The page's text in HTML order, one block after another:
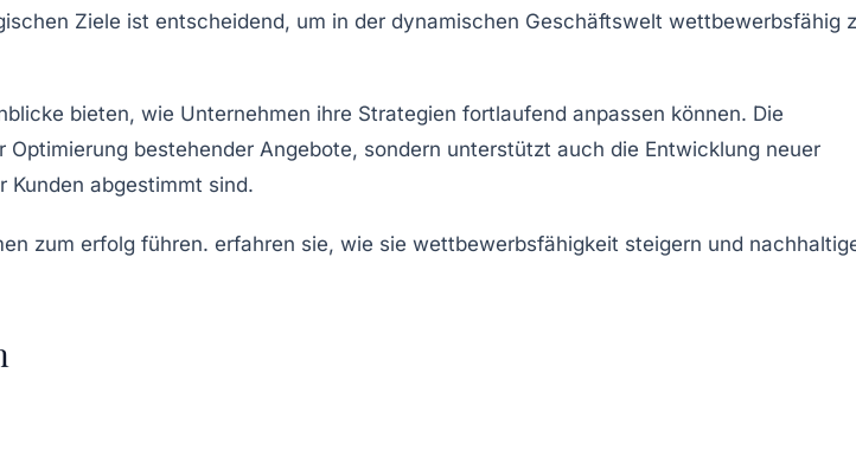
Ziele ist entscheidend, um in der dynamischen Geschäftswelt wettbewerbsfähig
bieten, wie Unternehmen ihre Strategien fortlaufend anpassen können. Die
bestehender Angebote, sondern unterstützt auch die Entwicklung neuer
Kunden abgestimmt sind.